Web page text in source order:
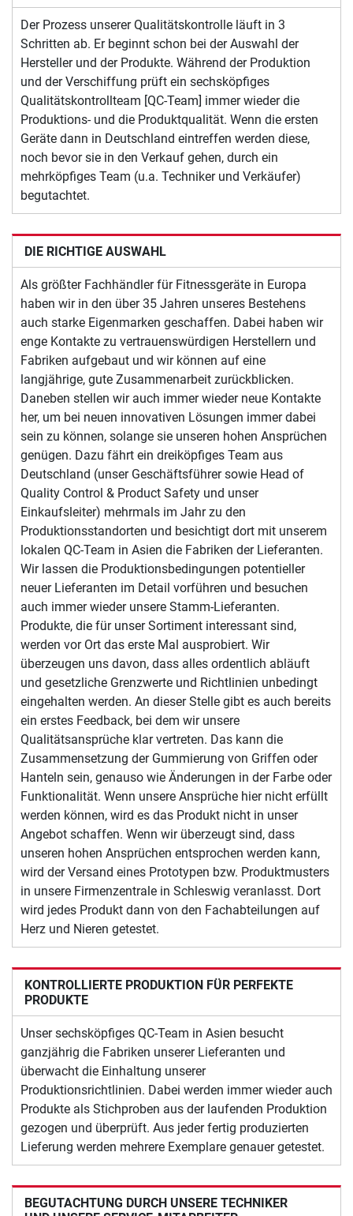
Der Prozess unserer Qualitätskontrolle läuft in 3
Schritten ab. Er beginnt schon bei der Auswahl der
Hersteller und der Produkte. Während der Produktion
und der Verschiffung prüft ein sechsköpfiges
Qualitätskontrollteam [QC-Team] immer wieder die
Produktions- und die Produktqualität. Wenn die ersten
Geräte dann in Deutschland eintreffen werden diese,
noch bevor sie in den Verkauf gehen, durch ein
mehrköpfiges Team (u.a. Techniker und Verkäufer)
begutachtet.
DIE RICHTIGE AUSWAHL
Als größter Fachhändler für Fitnessgeräte in Europa
haben wir in den über 35 Jahren unseres Bestehens
auch starke Eigenmarken geschaffen. Dabei haben wir
enge Kontakte zu vertrauenswürdigen Herstellern und
Fabriken aufgebaut und wir können auf eine
langjährige, gute Zusammenarbeit zurückblicken.
Daneben stellen wir auch immer wieder neue Kontakte
her, um bei neuen innovativen Lösungen immer dabei
sein zu können, solange sie unseren hohen Ansprüchen
genügen. Dazu fährt ein dreiköpfiges Team aus
Deutschland (unser Geschäftsführer sowie Head of
Quality Control & Product Safety und unser
Einkaufsleiter) mehrmals im Jahr zu den
Produktionsstandorten und besichtigt dort mit unserem
lokalen QC-Team in Asien die Fabriken der Lieferanten.
Wir lassen die Produktionsbedingungen potentieller
neuer Lieferanten im Detail vorführen und besuchen
auch immer wieder unsere Stamm-Lieferanten.
Produkte, die für unser Sortiment interessant sind,
werden vor Ort das erste Mal ausprobiert. Wir
überzeugen uns davon, dass alles ordentlich abläuft
und gesetzliche Grenzwerte und Richtlinien unbedingt
eingehalten werden. An dieser Stelle gibt es auch bereits
ein erstes Feedback, bei dem wir unsere
Qualitätsansprüche klar vertreten. Das kann die
Zusammensetzung der Gummierung von Griffen oder
Hanteln sein, genauso wie Änderungen in der Farbe oder
Funktionalität. Wenn unsere Ansprüche hier nicht erfüllt
werden können, wird es das Produkt nicht in unser
Angebot schaffen. Wenn wir überzeugt sind, dass
unseren hohen Ansprüchen entsprochen werden kann,
wird der Versand eines Prototypen bzw. Produktmusters
in unsere Firmenzentrale in Schleswig veranlasst. Dort
wird jedes Produkt dann von den Fachabteilungen auf
Herz und Nieren getestet.
KONTROLLIERTE PRODUKTION FÜR PERFEKTE
PRODUKTE
Unser sechsköpfiges QC-Team in Asien besucht
ganzjährig die Fabriken unserer Lieferanten und
überwacht die Einhaltung unserer
Produktionsrichtlinien. Dabei werden immer wieder auch
Produkte als Stichproben aus der laufenden Produktion
gezogen und überprüft. Aus jeder fertig produzierten
Lieferung werden mehrere Exemplare genauer getestet.
BEGUTACHTUNG DURCH UNSERE TECHNIKER